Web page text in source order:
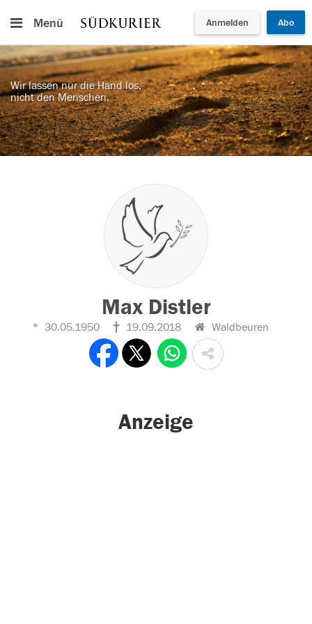
Menü Anmelden Abo
Wir lassen nur die Hand los,
nicht den Menschen.
Max Distler
30.05.1950 19.09.2018 Waldbeuren
Anzeige